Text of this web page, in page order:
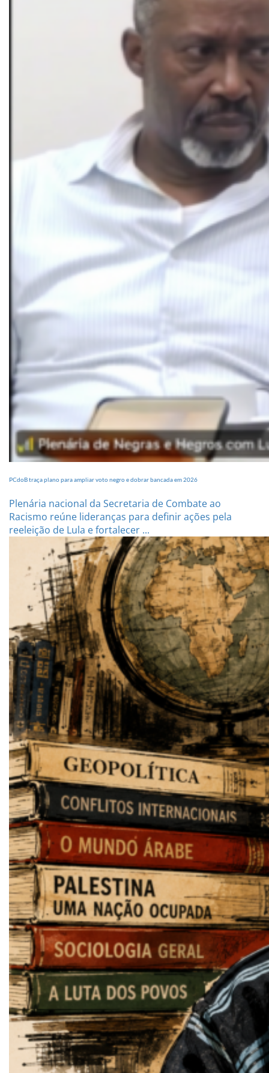
PCdoB traça plano para ampliar voto negro e dobrar bancada em 2026
Plenária nacional da Secretaria de Combate ao
Racismo reúne lideranças para definir ações pela
reeleição de Lula e fortalecer ...